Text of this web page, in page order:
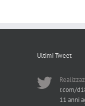
Ultimi Tweet
r.com/
11 anni